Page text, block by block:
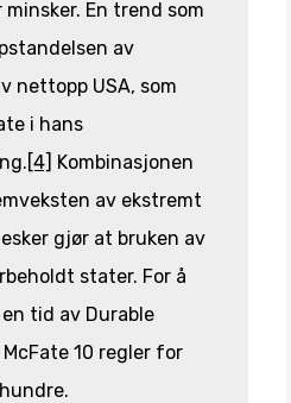
En trend som
av
nettopp USA, som
i hans
[4] Kombinasjonen
av ekstremt
gjør at bruken av
stater. For å
tid av Durable
10 regler for